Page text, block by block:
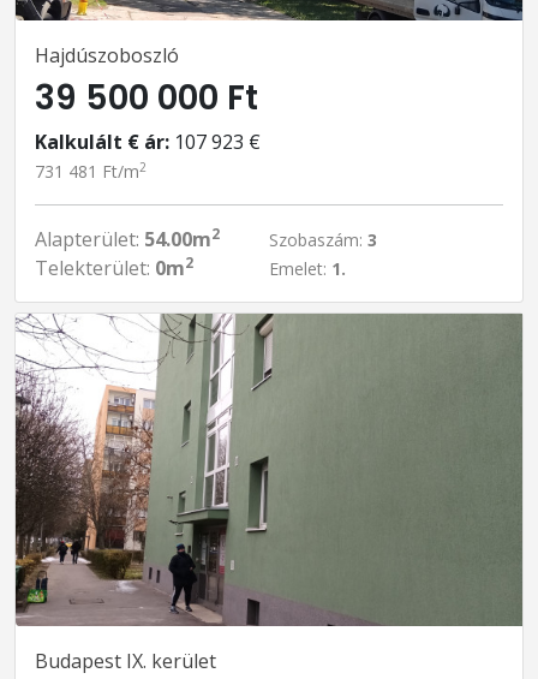
Hajdúszoboszló
39 500 000 Ft
Kalkulált € ár: 107 923 €
731 481 Ft/m2
Alapterület: 54.00m2
Telekterület: 0m2
Szobaszám: 3
Emelet: 1.
Budapest IX. kerület